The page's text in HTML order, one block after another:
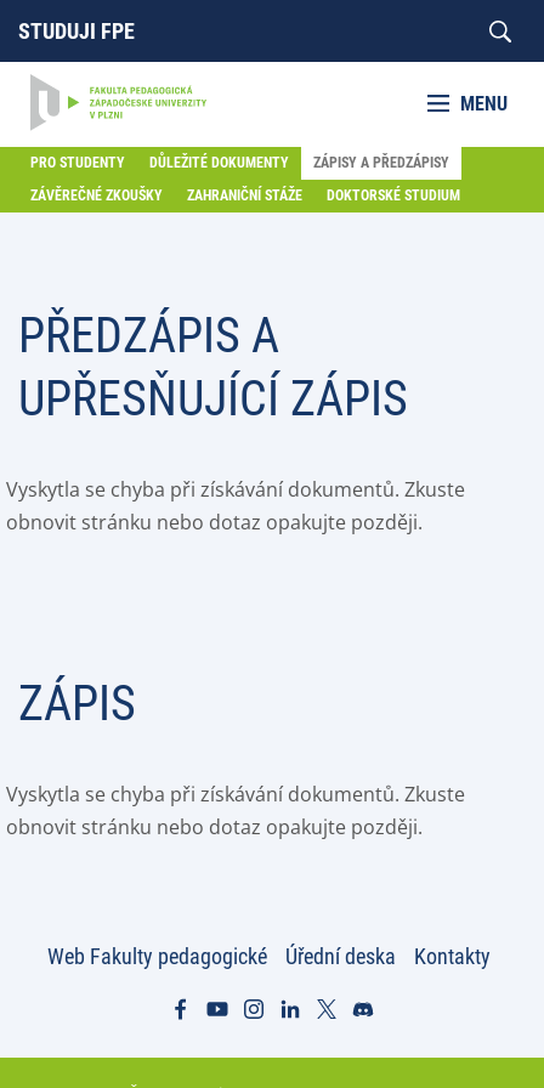
STUDUJI FPE
MENU
PRO STUDENTY DŮLEŽITÉ DOKUMENTY
ZÁPISY A PŘEDZÁPISY
ZÁVĚREČNÉ ZKOUŠKY
ZAHRANIČNÍ STÁŽE DOKTORSKÉ STUDIUM
PŘEDZÁPIS A
UPŘESŇUJÍCÍ ZÁPIS
Vyskytla se chyba při získávání dokumentů. Zkuste
obnovit stránku nebo dotaz opakujte později.
ZÁPIS
Vyskytla se chyba při získávání dokumentů. Zkuste
obnovit stránku nebo dotaz opakujte později.
Web Fakulty pedagogické Úřední deska Kontakty